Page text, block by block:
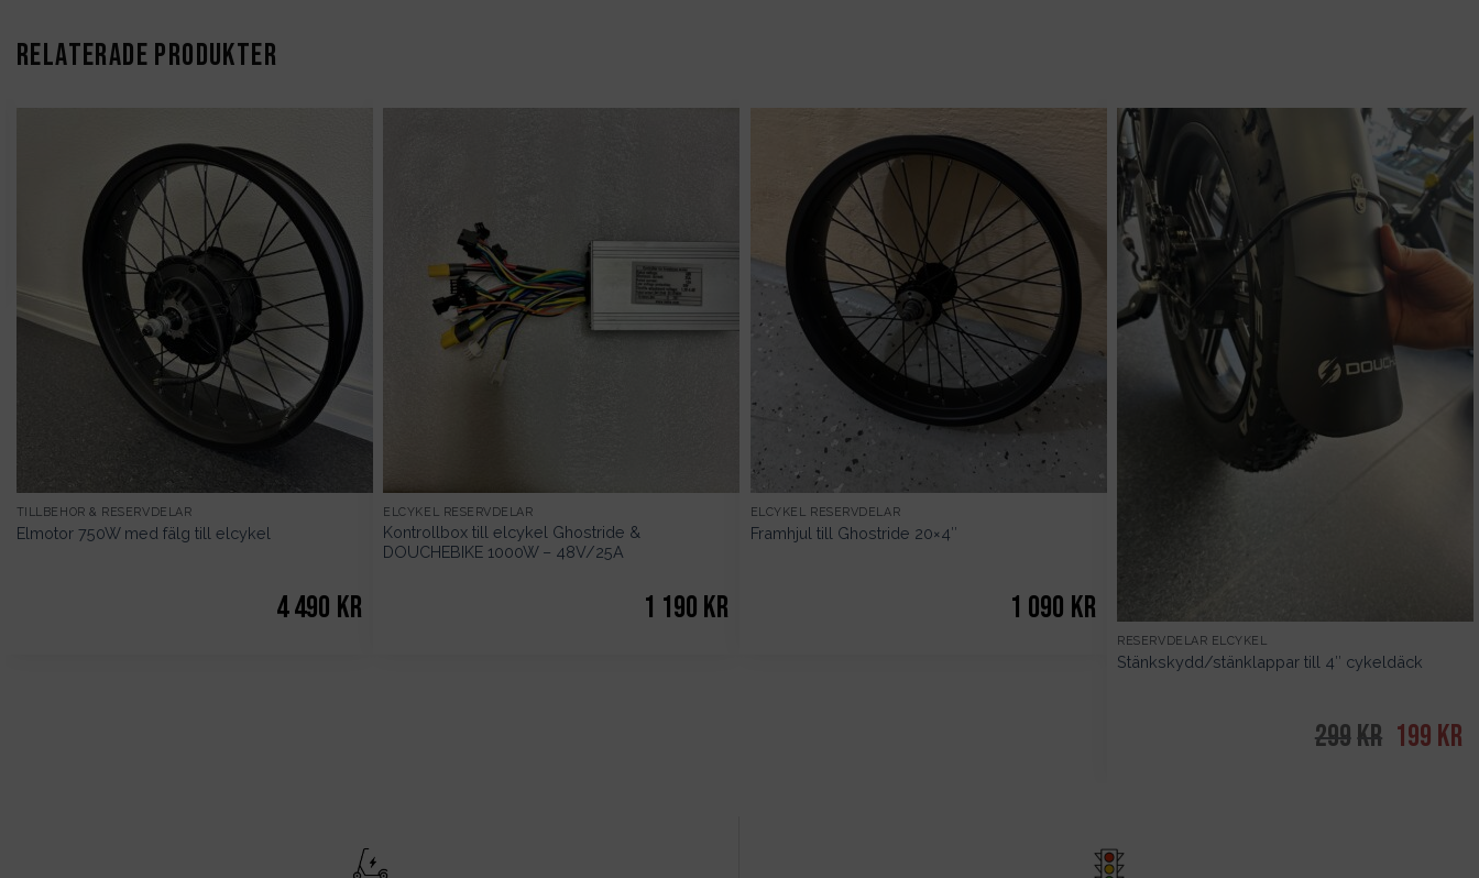
RELATERADE PRODUKTER
TILLBEHÖR & RESERVDELAR
Elmotor 750W med fälg till elcykel
4 490 kr
ELCYKEL RESERVDELAR
Kontrollbox till elcykel Ghostride &
DOUCHEBIKE 1000W – 48V/25A
1 190 kr
ELCYKEL RESERVDELAR
Framhjul till Ghostride 20×4″
1 090 kr
RESERVDELAR ELCYKEL
Stänkskydd/stänklappar till 4″ cykeldäck
299kr Det
199 kr